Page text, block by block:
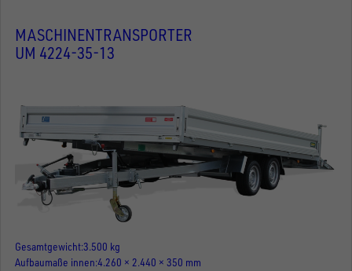
MASCHINENTRANSPORTER
UM 4224-35-13
Gesamtgewicht3.500 kg
Aufbaumaße innen 4.260 × 2.440 × 350 mm